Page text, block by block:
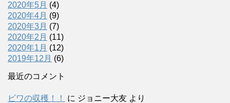
2020年5月 (4)
2020年4月 (9)
2020年3月 (7)
2020年2月 (11)
2020年1月 (12)
2019年12月 (6)
最近のコメント
ビワの収穫！！ に ジョニー大友 より